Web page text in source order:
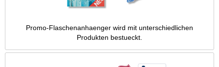
Promo-Flaschenanhaenger wird mit unterschiedlichen
Produkten bestueckt.